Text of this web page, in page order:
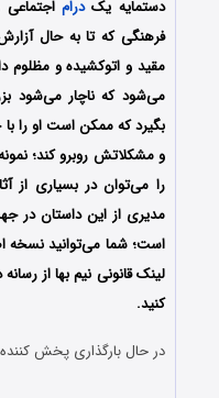
دستمایه یکدرام
فرهنگی که تا به حال
مقید و اتوکشیده و مظلوم
می‌شود که ناچار می‌شود
بگیرد که ممکن است او را
و مشکلاتش روبرو کند؛
را می‌توان در بسیاری از
مدیری از این داستان
است؛ شما می‌توانید نسخه
لینک قانونی نیم بها از
کنید.
در حال بارگذاری پخش